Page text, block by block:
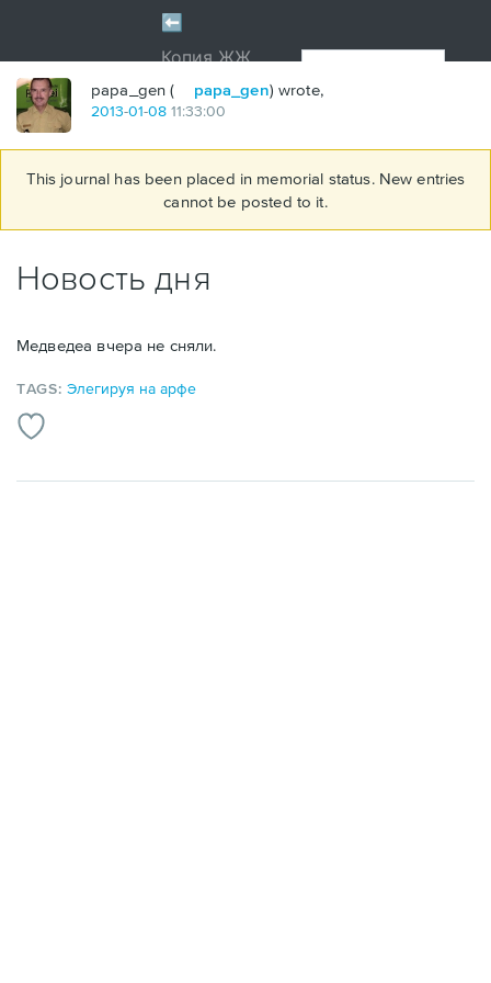
papa_gen ( papa_gen) wrote,
2013-01-08 11:33:00
This journal has been placed in memorial status. New entries
cannot be posted to it.
Новость дня
Медведеа вчера не сняли.
TAGS:Элегируя на арфе